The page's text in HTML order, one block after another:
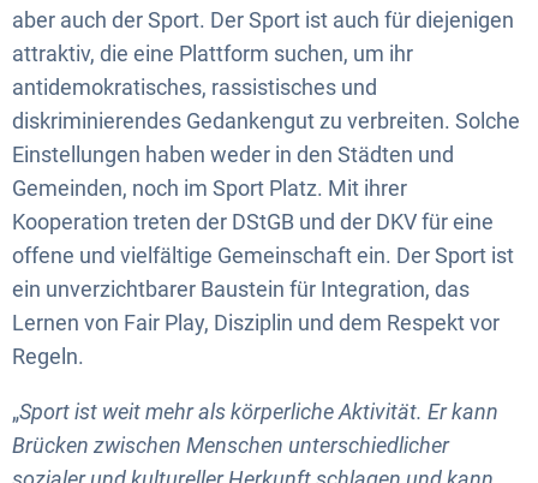
aber auch der Sport. Der Sport ist auch für diejenigen
attraktiv, die eine Plattform suchen, um ihr
antidemokratisches, rassistisches und
diskriminierendes Gedankengut zu verbreiten. Solche
Einstellungen haben weder in den Städten und
Gemeinden, noch im Sport Platz. Mit ihrer
Kooperation treten der DStGB und der DKV für eine
offene und vielfältige Gemeinschaft ein. Der Sport ist
ein unverzichtbarer Baustein für Integration, das
Lernen von Fair Play, Disziplin und dem Respekt vor
Regeln.
„Sport ist weit mehr als körperliche Aktivität. Er kann
Brücken zwischen Menschen unterschiedlicher